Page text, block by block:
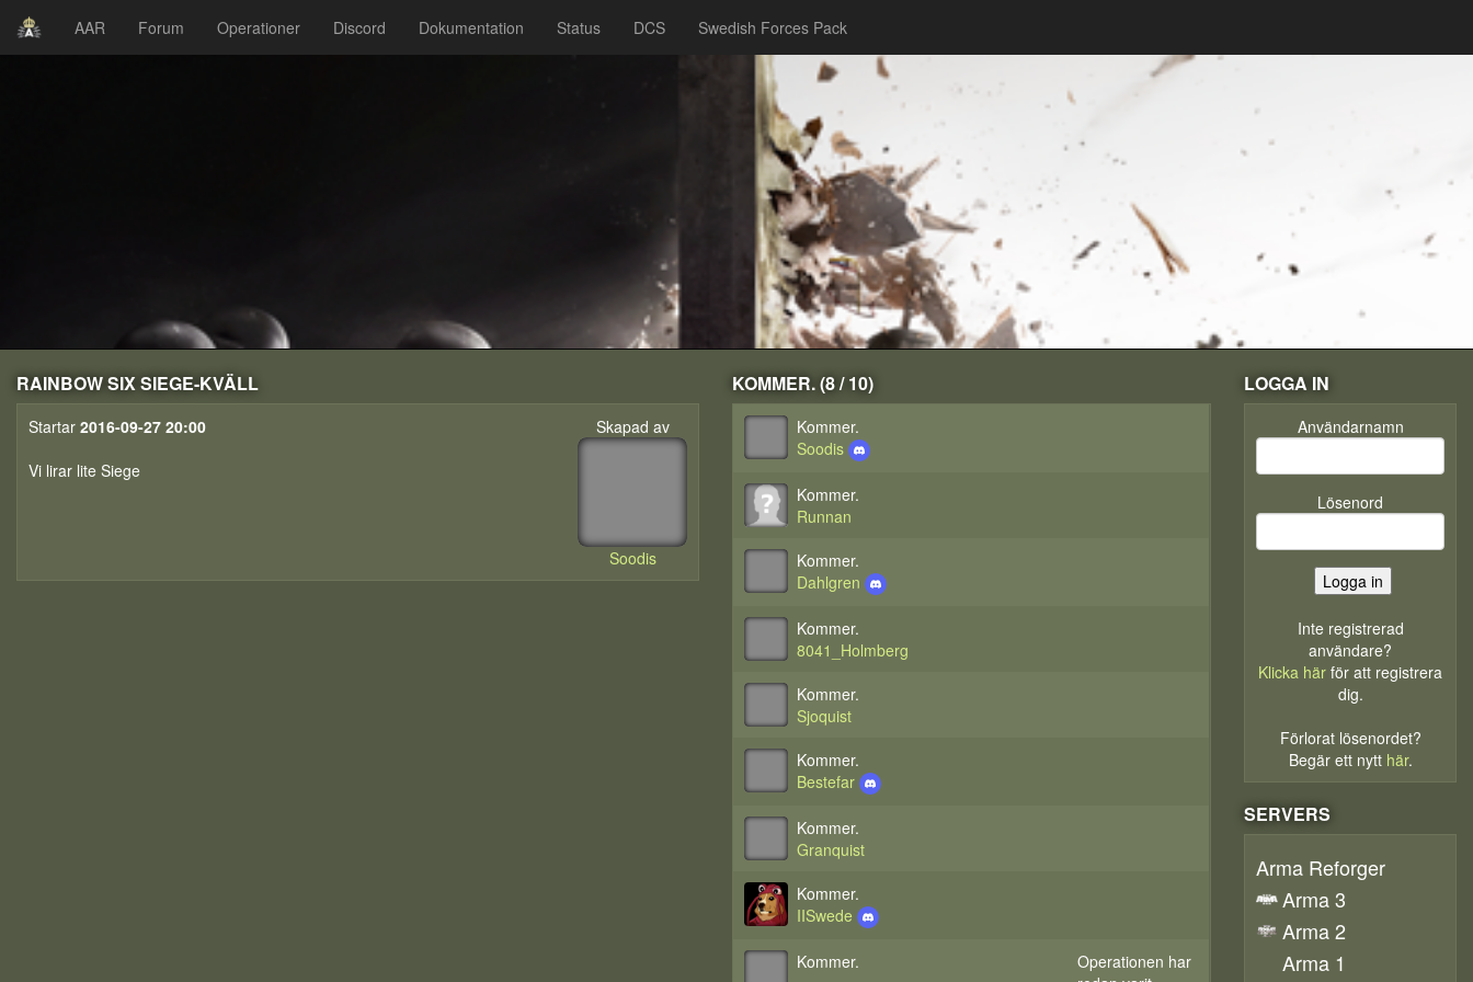
AAR Forum Operationer Discord Dokumentation Status DCS Swedish Forces Pack
RAINBOW SIX SIEGE-KVÄLL
Skapad av
Soodis
Startar 2016-09-27 20:00
Vi lirar lite Siege
KOMMER. (8 / 10)
Kommer.
Soodis
Kommer.
Runnan
Kommer.
Dahlgren
Kommer.
8041_Holmberg
Kommer.
Sjoquist
Kommer.
Bestefar
Kommer.
Granquist
Kommer.
IISwede
Kommer.
Operationen har
LOGGA IN
Användarnamn
Lösenord
Inte registrerad
användare?
Klicka här för att registrera
dig.
Förlorat lösenordet?
Begär ett nytt här.
SERVERS
Arma Reforger
Arma 3
Arma 2
Arma 1